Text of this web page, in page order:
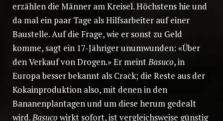
erzählen die Männer am Kreisel. Höchstens hie und
da mal ein paar Tage als Hilfsarbeiter auf einer
Baustelle. Auf die Frage, wie er sonst zu Geld
komme, sagt ein 17-Jähriger unumwunden: «Über
den Verkauf von Drogen.» Er meintBasuco, in
Europa besser bekannt als Crack; die Reste aus der
Kokainproduktion also, mit denen in den
Bananenplantagen und um diese herum gedealt
wird.Basuco wirkt sofort, ist vergleichsweise günstig